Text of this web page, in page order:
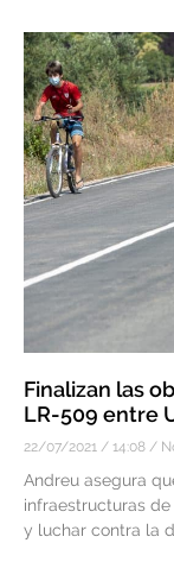
Finalizan las
LR-509 entre
22/07/2021 14:08
Andreu asegura
infraestructuras
y luchar contra la